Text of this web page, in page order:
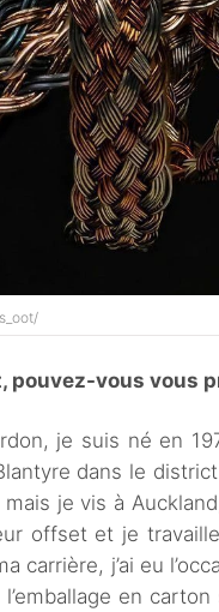
pouvez-vous vous
je suis né en
dans le
je vis à
offset et je
carrière, j’ai eu
en